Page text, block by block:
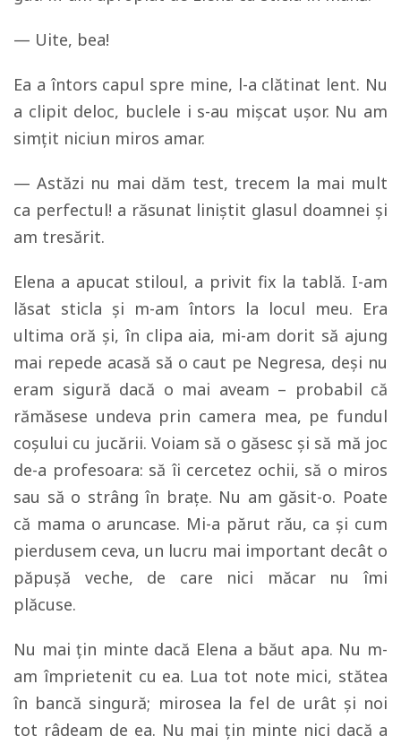
— Uite, bea!
Ea a întors capul spre mine, l-a clătinat lent. Nu
a clipit deloc, buclele i s-au mişcat uşor. Nu am
simţit niciun miros amar.
— Astăzi nu mai dăm test, trecem la mai mult
ca perfectul! a răsunat liniştit glasul doamnei şi
am tresărit.
Elena a apucat stiloul, a privit fix la tablă. I-am
lăsat sticla şi m-am întors la locul meu. Era
ultima oră şi, în clipa aia, mi-am dorit să ajung
mai repede acasă să o caut pe Negresa, deşi nu
eram sigură dacă o mai aveam – probabil că
rămăsese undeva prin camera mea, pe fundul
coşului cu jucării. Voiam să o găsesc şi să mă joc
de-a profesoara: să îi cercetez ochii, să o miros
sau să o strâng în braţe. Nu am găsit-o. Poate
că mama o aruncase. Mi-a părut rău, ca şi cum
pierdusem ceva, un lucru mai important decât o
păpuşă veche, de care nici măcar nu îmi
plăcuse.
Nu mai ţin minte dacă Elena a băut apa. Nu m-
am împrietenit cu ea. Lua tot note mici, stătea
în bancă singură; mirosea la fel de urât şi noi
tot râdeam de ea. Nu mai ţin minte nici dacă a